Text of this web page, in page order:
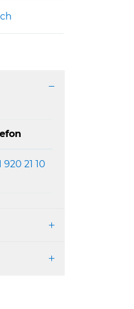
920 21 10